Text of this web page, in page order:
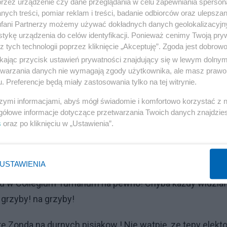
wie ,ze Tusk ma w tej dziedzinie (mima wątłego
w zatuszowani zamachu w Smoleńsku ,kradzieży
taki kredyt!
najbardziej chamskich i tępych towarzyszy ,niejaki
Sic!
obiecanej kasy!
Reklama
i "upadku" komuny ,wciąż tworzy grunt do
do tytułu elity ,gdy nawet drogi garnitur ich do tego
Collegium Tumanum na pewno! Chyba każdy
na grzyby!
na durnych pisiakow ! Nie wątpię, ze tępy
treści, pomiar reklam i treści, badanie odbiorców oraz
Partnerzy możemy używać dokładnych danych
urządzenia do celów identyfikacji. Ponieważ cenimy Twoją
tych technologii poprzez kliknięcie „Akceptuję”. Zgoda jest
przycisk ustawień prywatności znajdujący się w lewym
danych nie wymagają zgody użytkownika, ale masz
Preferencje będą miały zastosowania tylko na tej witrynie.
informacjami, abyś mógł świadomie i komfortowo korzystać z
informacje dotyczące przetwarzania Twoich danych
oraz po kliknięciu w „Ustawienia”.
USTAWIENIA